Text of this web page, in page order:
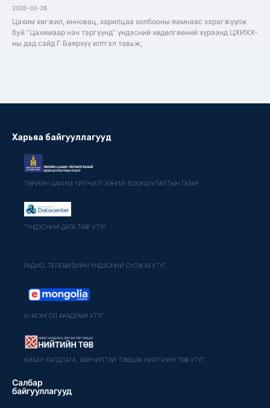
2026-03-26
Цахим хөгжил, инновац, харилцаа холбооны яамнаас хэрэгжүүлж
буй “Цахимаар нэн тэргүүнд” үндэсний хөдөлгөөний хүрээнд ЦХИХХ-
ны дэд сайд Г.Баярхүү илтгэл тавьж,
Харьяа байгууллагууд
ТӨРИЙН ЦАХИМ ҮЙЛЧИЛГЭЭНИЙ ЗОХИЦУУЛАЛТЫН ГАЗАР
"ҮНДЭСНИЙ ДАТА ТӨВ" УТҮГ
РАДИО, ТЕЛЕВИЗИЙН ҮНДЭСНИЙ СҮЛЖЭЭ УТҮГ
И-МОНГОЛ АКАДЕМИ УТҮГ
КИБЕР ХАЛДЛАГА, ЗӨРЧИЛТЭЙ ТЭМЦЭХ НИЙТИЙН ТӨВ УТҮГ
Салбар
байгууллагууд